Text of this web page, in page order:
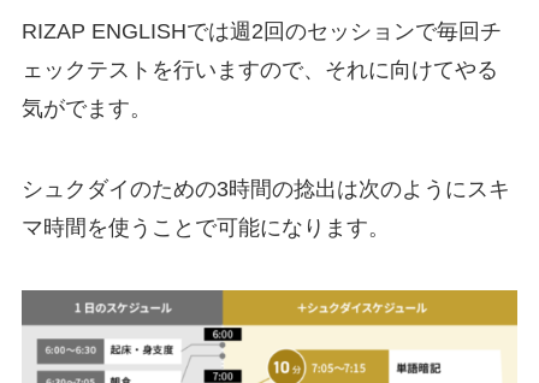
RIZAP ENGLISHでは週2回のセッションで毎回チ
ェックテストを行いますので、それに向けてやる
気がでます。
シュクダイのための3時間の捻出は次のようにスキ
マ時間を使うことで可能になります。